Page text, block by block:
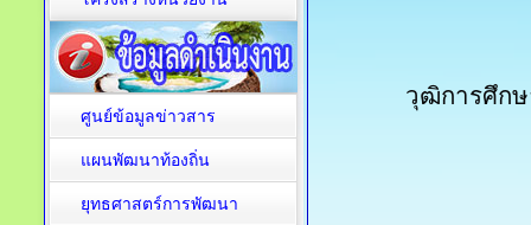
วุฒิการศึ
ศูนย์ข้อมูลข่าวสาร
แผนพัฒนาท้องถิ่น
ยุทธศาสตร์การพัฒนา